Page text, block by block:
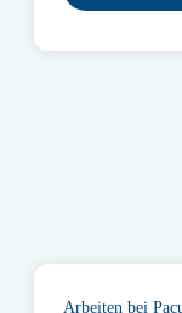
Arbeiten bei